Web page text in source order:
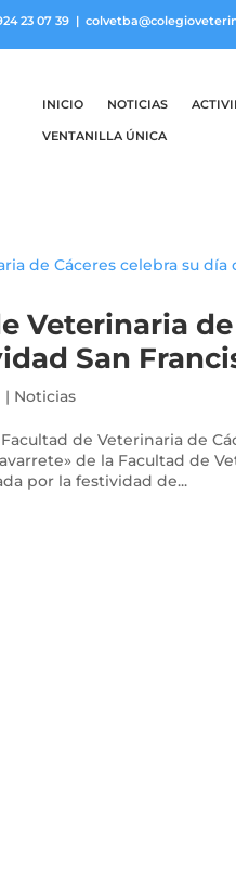
23 07 39 |
INICIO NOTICIAS
VENTANILLA ÚNICA
Veterinaria
San
| Noticias
de Veterinaria de
de la Facultad de
por la festividad de...